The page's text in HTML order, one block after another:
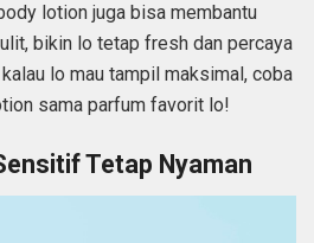
lotion juga bisa membantu
bikin lo tetap fresh dan percaya
lo mau tampil maksimal, coba
sama parfum favorit lo!
Tetap Nyaman